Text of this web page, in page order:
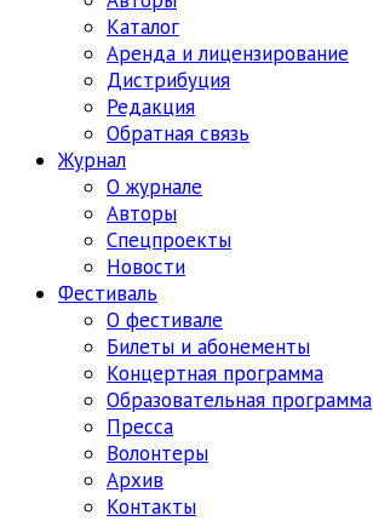
Каталог
Аренда и лицензирование
Дистрибуция
Редакция
Обратная связь
Журнал
О журнале
Авторы
Спецпроекты
Новости
Фестиваль
О фестивале
Билеты и абонементы
Концертная программа
Образовательная программа
Пресса
Волонтеры
Архив
Контакты